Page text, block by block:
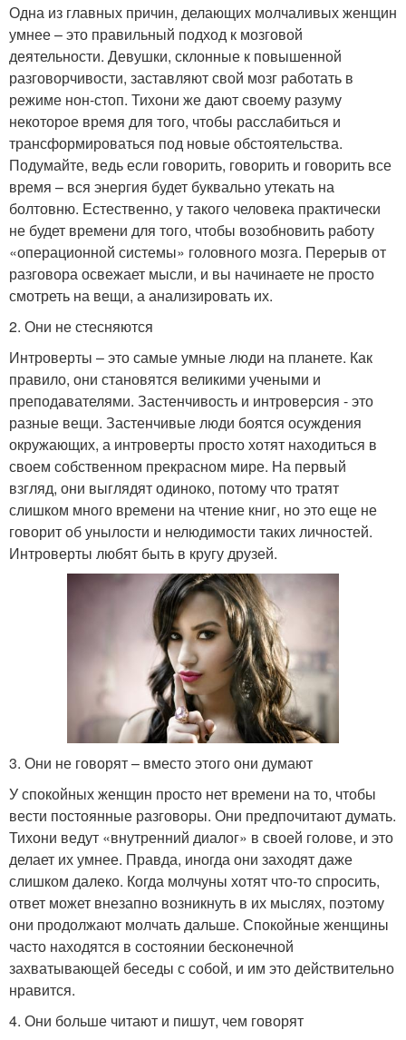
Одна из главных причин, делающих молчаливых женщин
умнее – это правильный подход к мозговой
деятельности. Девушки, склонные к повышенной
разговорчивости, заставляют свой мозг работать в
режиме нон-стоп. Тихони же дают своему разуму
некоторое время для того, чтобы расслабиться и
трансформироваться под новые обстоятельства.
Подумайте, ведь если говорить, говорить и говорить все
время – вся энергия будет буквально утекать на
болтовню. Естественно, у такого человека практически
не будет времени для того, чтобы возобновить работу
«операционной системы» головного мозга. Перерыв от
разговора освежает мысли, и вы начинаете не просто
смотреть на вещи, а анализировать их.
2. Они не стесняются
Интроверты – это самые умные люди на планете. Как
правило, они становятся великими учеными и
преподавателями. Застенчивость и интроверсия - это
разные вещи. Застенчивые люди боятся осуждения
окружающих, а интроверты просто хотят находиться в
своем собственном прекрасном мире. На первый
взгляд, они выглядят одиноко, потому что тратят
слишком много времени на чтение книг, но это еще не
говорит об унылости и нелюдимости таких личностей.
Интроверты любят быть в кругу друзей.
3. Они не говорят – вместо этого они думают
У спокойных женщин просто нет времени на то, чтобы
вести постоянные разговоры. Они предпочитают думать.
Тихони ведут «внутренний диалог» в своей голове, и это
делает их умнее. Правда, иногда они заходят даже
слишком далеко. Когда молчуны хотят что-то спросить,
ответ может внезапно возникнуть в их мыслях, поэтому
они продолжают молчать дальше. Спокойные женщины
часто находятся в состоянии бесконечной
захватывающей беседы с собой, и им это действительно
нравится.
4. Они больше читают и пишут, чем говорят